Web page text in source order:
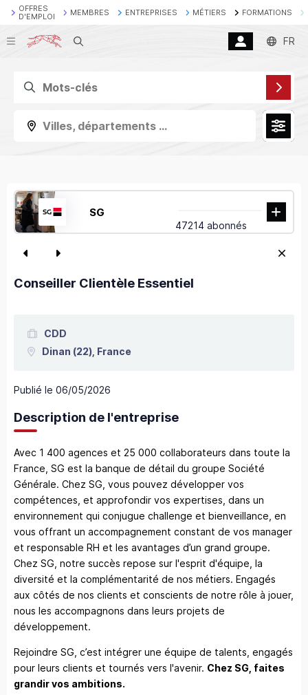
OFFRES
D'EMPLOI
MEMBRES ENTREPRISES MÉTIERS FORMATIONS
Recherche FR
Villes, départements ...
SG
47214 abonnés
Conseiller Clientèle Essentiel
CDD
Dinan (22), France
Publié le 06/05/2026
Description de l'entreprise
Avec 1 400 agences et 25 000 collaborateurs dans toute la
France, SG est la banque de détail du groupe Société
Générale. Chez SG, vous pouvez développer vos
compétences, et approfondir vos expertises, dans un
environnement qui conjugue challenge et bienveillance, en
vous offrant un accompagnement constant de vos manager
et responsable RH et les avantages d’un grand groupe.
Chez SG, notre succès repose sur l'esprit d'équipe, la
diversité et la complémentarité de nos métiers. Engagés
aux côtés de nos clients et conscients de notre rôle à jouer,
nous les accompagnons dans leurs projets de
développement.
Rejoindre SG, c’est intégrer une équipe de talents, engagés
pour leurs clients et tournés vers l'avenir. Chez SG, faites
grandir vos ambitions.